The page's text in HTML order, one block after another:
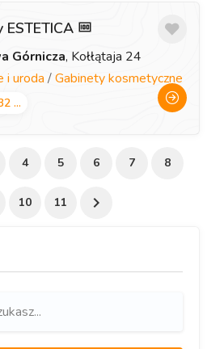
Górnicza, Kołłątaja 24
i uroda /Gabinety kosmetyczne
...
4 5 6 7 8
10 11